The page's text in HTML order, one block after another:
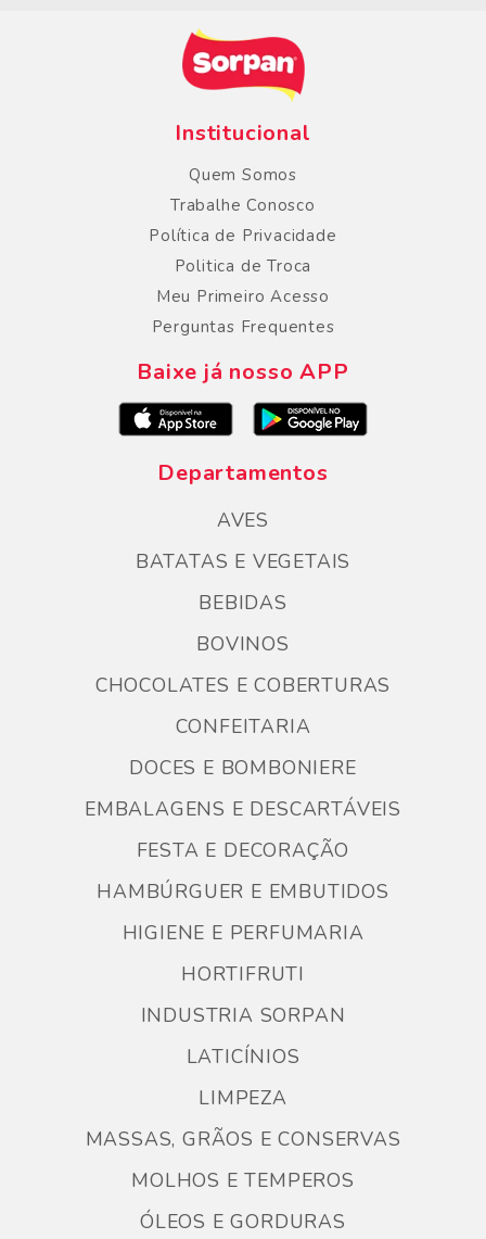
Institucional
Quem Somos
Trabalhe Conosco
Política de Privacidade
Politica de Troca
Meu Primeiro Acesso
Perguntas Frequentes
Baixe já nosso APP
Departamentos
AVES
BATATAS E VEGETAIS
BEBIDAS
BOVINOS
CHOCOLATES E COBERTURAS
CONFEITARIA
DOCES E BOMBONIERE
EMBALAGENS E DESCARTÁVEIS
FESTA E DECORAÇÃO
HAMBÚRGUER E EMBUTIDOS
HIGIENE E PERFUMARIA
HORTIFRUTI
INDUSTRIA SORPAN
LATICÍNIOS
LIMPEZA
MASSAS, GRÃOS E CONSERVAS
MOLHOS E TEMPEROS
ÓLEOS E GORDURAS